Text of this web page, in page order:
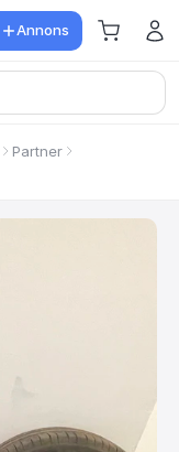
Annons
Partner